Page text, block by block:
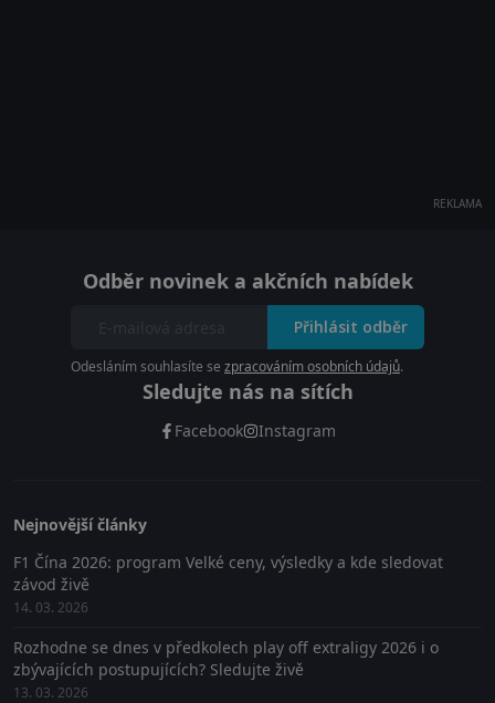
REKLAMA
Odběr novinek a akčních nabídek
Přihlásit odběr
Odesláním souhlasíte se zpracováním osobních údajů.
Sledujte nás na sítích
Facebook Instagram
Nejnovější články
F1 Čína 2026: program Velké ceny, výsledky a kde sledovat
závod živě
14. 03. 2026
Rozhodne se dnes v předkolech play off extraligy 2026 i o
zbývajících postupujících? Sledujte živě
13. 03. 2026